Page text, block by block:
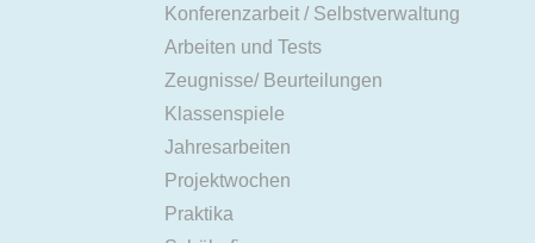
Konferenzarbeit / Selbstverwaltung
Arbeiten und Tests
Zeugnisse/ Beurteilungen
Klassenspiele
Jahresarbeiten
Projektwochen
Praktika